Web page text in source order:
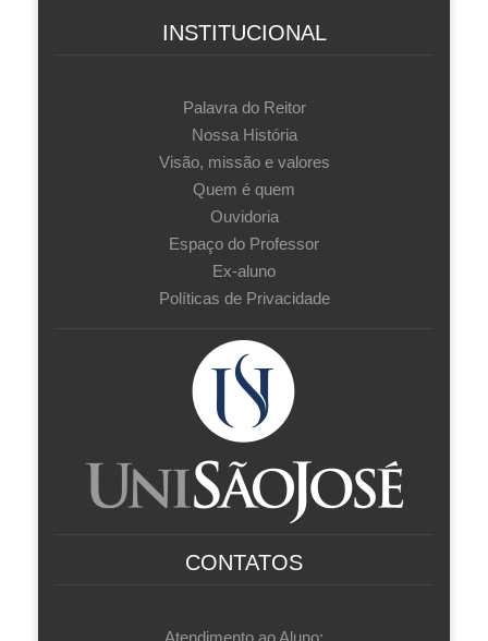
INSTITUCIONAL
Palavra do Reitor
Nossa História
Visão, missão e valores
Quem é quem
Ouvidoria
Espaço do Professor
Ex-aluno
Políticas de Privacidade
CONTATOS
Atendimento ao Aluno: